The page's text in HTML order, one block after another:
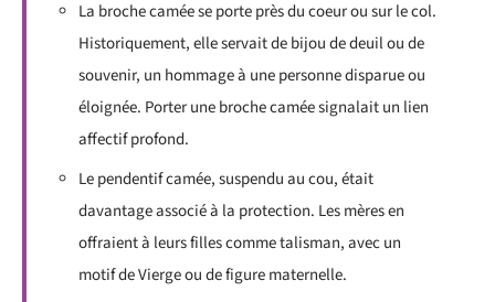
La broche camée se porte près du coeur ou sur le col.
Historiquement, elle servait de bijou de deuil ou de
souvenir, un hommage à une personne disparue ou
éloignée. Porter une broche camée signalait un lien
affectif profond.
Le pendentif camée, suspendu au cou, était
davantage associé à la protection. Les mères en
offraient à leurs filles comme talisman, avec un
motif de Vierge ou de figure maternelle.